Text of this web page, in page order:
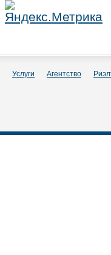
Услуги Агентство